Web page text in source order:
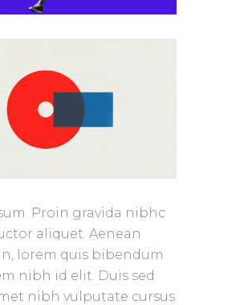
Proin gravida nibhc
aliquet. Aenean
lorem quis bibendum
nibh id elit. Duis sed
nibh vulputate cursus